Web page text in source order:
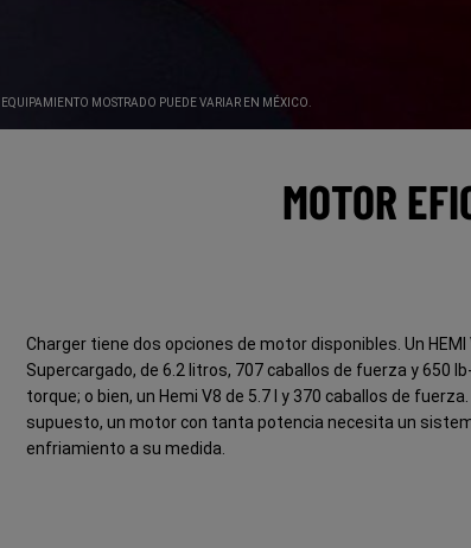
MOSTRADO PUEDE VARIAR EN MÉXICO.
MOTOR
Charger tiene dos opciones de motor disponibles. Un HEMI
Supercargado, de 6.2 litros, 707 caballos de fuerza y 650
torque; o bien, un Hemi V8 de 5.7 l y 370 caballos de
supuesto, un motor con tanta potencia necesita un
enfriamiento a su medida.